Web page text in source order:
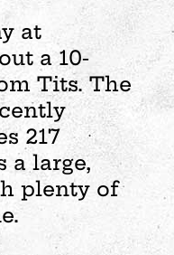
at
a 10-
Tits. The
217
a large,
plenty of